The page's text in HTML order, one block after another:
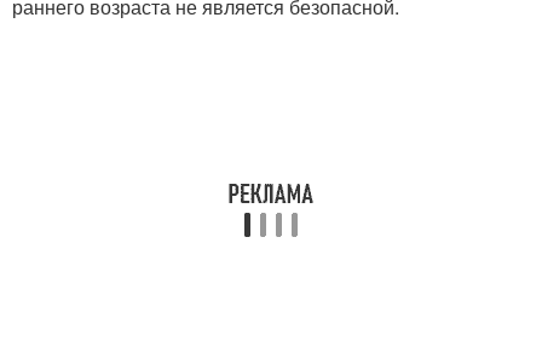
раннего возраста не является безопасной.